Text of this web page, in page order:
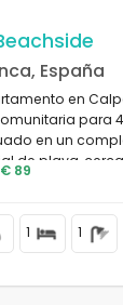
España
en
para
en un
de playa,
a 25
€ 89
1 1